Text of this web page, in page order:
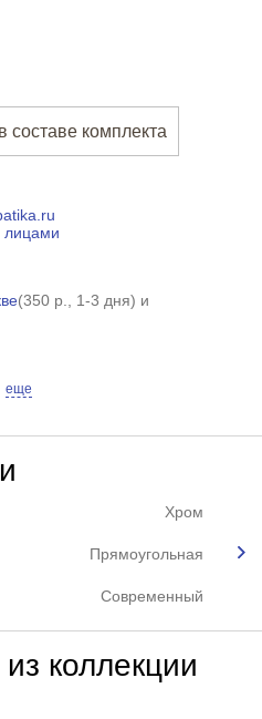
составе комплекта
лицами
(350 р.
, 1-3 дня) и
еще
Хром
Прямоугольная
Современный
коллекции